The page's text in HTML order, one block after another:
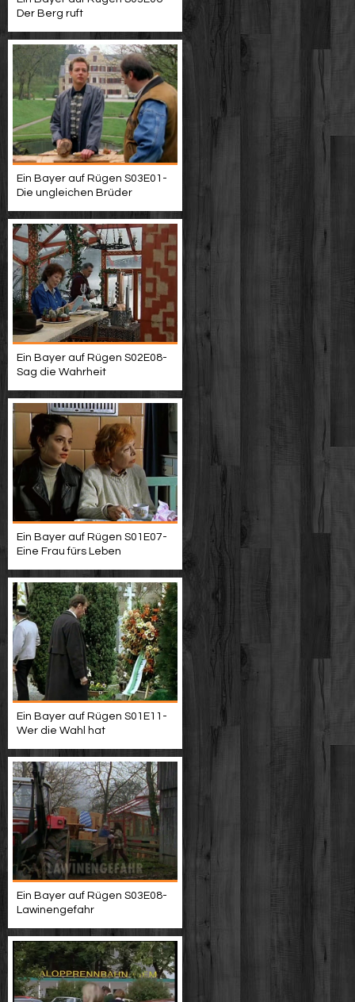
Der Berg ruft
Ein Bayer auf Rügen S03E01-
Die ungleichen Brüder
Ein Bayer auf Rügen S02E08-
Sag die Wahrheit
Ein Bayer auf Rügen S01E07-
Eine Frau fürs Leben
Ein Bayer auf Rügen S01E11-
Wer die Wahl hat
Ein Bayer auf Rügen S03E08-
Lawinengefahr